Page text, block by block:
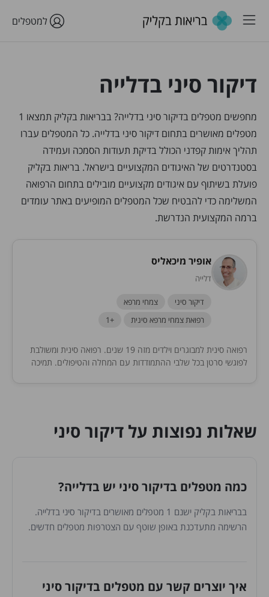
למטפלים
דיקור סיני בדלייה
מחפשים מטפלים בדיקור סיני בדלייה? בבריאות בקליק תמצאו 1
מטפלים מאושרים בתחום דיקור סיני בדלייה. כל המטפלים עברו
תהליך אימות קפדני הכולל בדיקת תעודות הסמכה ועמידה
בסטנדרטים של האיגודים המקצועיים בישראל. בריאות בקליק
פועלת בשיתוף עם איגודים מקצועיים מובילים בתחום הרפואה
המשלימה כדי להבטיח שכל המטפלים המופיעים באתר עומדים
ברמה המקצועית הנדרשת.
אופיר מיכאליס
דלייה
דיקור סיני
צמחי מרפא
רפואת צמחי מרפא סינית
+1
רפואה סינית למבוגרים וילדים מזה 19 שנים. רפואה סינית ומשולבת
לפוגשי סרטן בכל שלבי ההתמודדות עם המחלה והטיפולים. תמיכה
שאלות נפוצות על דיקור סיני
כמה מטפלים בדיקור סיני יש בדלייה?
בבריאות בקליק ישנם 1 מטפלים מאושרים בדיקור סיני בדלייה.
הרשימה מתעדכנת באופן שוטף עם הצטרפות מטפלים חדשים.
איך יוצרים קשר עם מטפלים בדיקור סיני